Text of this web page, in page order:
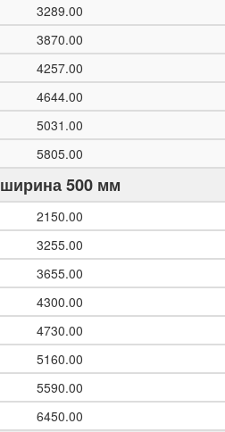
3289.00
3870.00
4257.00
4644.00
5031.00
5805.00
ширина 500 мм
2150.00
3255.00
3655.00
4300.00
4730.00
5160.00
5590.00
6450.00